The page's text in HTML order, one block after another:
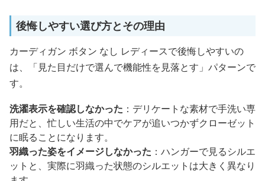
後悔しやすい選び方とその理由
カーディガン ボタン なし レディースで後悔しやすいの
は、「見た目だけで選んで機能性を見落とす」パターンで
す。
洗濯表示を確認しなかった ：デリケートな素材で手洗い専
用だと、忙しい生活の中でケアが追いつかずクローゼット
に眠ることになります。
羽織った姿をイメージしなかった ：ハンガーで見るシルエ
ットと、実際に羽織った状態のシルエットは大きく異なり